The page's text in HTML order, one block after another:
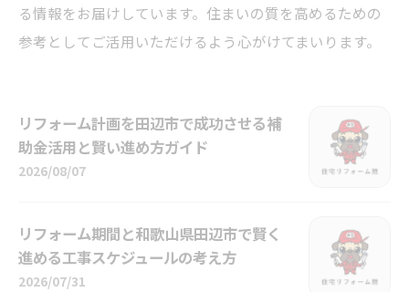
る情報をお届けしています。住まいの質を高めるための
参考としてご活用いただけるよう心がけてまいります。
リフォーム計画を田辺市で成功させる補
助金活用と賢い進め方ガイド
2026/08/07
リフォーム期間と和歌山県田辺市で賢く
進める工事スケジュールの考え方
2026/07/31